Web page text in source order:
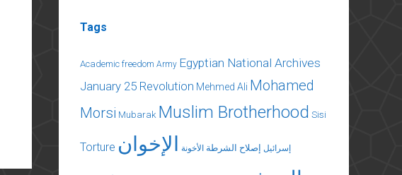
Tags
Academic freedom Army Egyptian National Archives
January 25 Revolution Mehmed Ali Mohamed
Morsi Mubarak Muslim Brotherhood Sisi
Torture إسرائيل إصلاح الشرطة الأخونة الإخوان